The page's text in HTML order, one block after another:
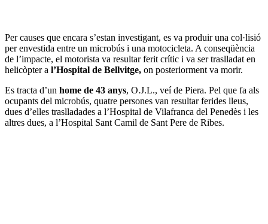
Per causes que encara s’estan investigant, es va produir una col·lisió
per envestida entre un microbús i una motocicleta. A conseqüència
de l’impacte, el motorista va resultar ferit crític i va ser traslladat en
helicòpter a l’Hospital de Bellvitge, on posteriorment va morir.
Es tracta d’un home de 43 anys, O.J.L., veí de Piera. Pel que fa als
ocupants del microbús, quatre persones van resultar ferides lleus,
dues d’elles traslladades a l’Hospital de Vilafranca del Penedès i les
altres dues, a l’Hospital Sant Camil de Sant Pere de Ribes.